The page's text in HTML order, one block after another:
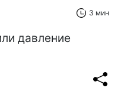
3 мин
давление